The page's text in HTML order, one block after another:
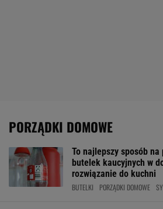
PORZĄDKI DOMOWE
To najlepszy sposób na
butelek kaucyjnych w
rozwiązanie do kuchni
BUTELKI PORZĄDKI DOMOWE